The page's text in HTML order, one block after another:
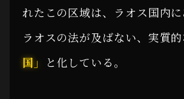
れたこの区域は、ラオス国内
ラオスの法が及ばない、実質的
国」
と化している。